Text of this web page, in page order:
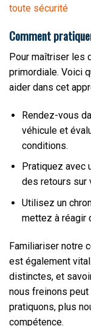
toute sécurité
Comment
Pour maîtriser les
primordiale. Voici
aider dans cet
Rendez-vous
véhicule et
conditions.
Pratiquez avec
des retours sur
Utilisez un
mettez à réagir
Familiariser notre
est également
distinctes, et
nous freinons
pratiquons, plus
compétence.